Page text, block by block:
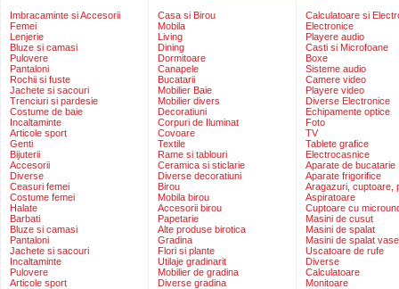
Imbracaminte si Accesorii
Femei
Lenjerie
Bluze si camasi
Pulovere
Pantaloni
Rochii si fuste
Jachete si sacouri
Trenciuri si pardesie
Costume de baie
Incaltaminte
Articole sport
Genti
Bijuterii
Accesorii
Diverse
Ceasuri femei
Costume femei
Halate
Barbati
Bluze si camasi
Pantaloni
Jachete si sacouri
Incaltaminte
Pulovere
Articole sport
Casa si Birou
Mobila
Living
Dining
Dormitoare
Canapele
Bucatarii
Mobilier Baie
Mobilier divers
Decoratiuni
Corpuri de Iluminat
Covoare
Textile
Rame si tablouri
Ceramica si sticlarie
Diverse decoratiuni
Birou
Mobila birou
Accesorii birou
Papetarie
Alte produse birotica
Gradina
Flori si plante
Utilaje gradinarit
Mobilier de gradina
Diverse gradina
Calculatoare si
Electronice
Playere audio
Casti si Microfoane
Boxe
Sisteme audio
Camere video
Playere video
Diverse Electronice
Echipamente optice
Foto
TV
Tablete grafice
Electrocasnice
Aparate de bucatarie
Aparate frigorifice
Aragazuri, cuptoare,
Aspiratoare
Cuptoare cu
Masini de cusut
Masini de spalat
Masini de spalat vase
Uscatoare de rufe
Diverse
Calculatoare
Monitoare